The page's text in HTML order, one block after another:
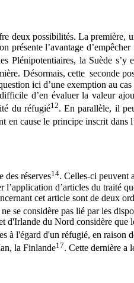
deux possibilités. La
l’avantage
la Suède s’y
Désormais, cette seconde
ici d’une exemption au
d’en évaluer la valeur
du réfugié12. En parallèle, il
en cause le principe inscrit dans
des réserves14. Celles-ci peuvent
d’articles du traité
cet article sont de deux
se considère pas lié par les
du Nord considère que
à l'égard d'un réfugié, en raison
la Finlande17. Cette dernière a